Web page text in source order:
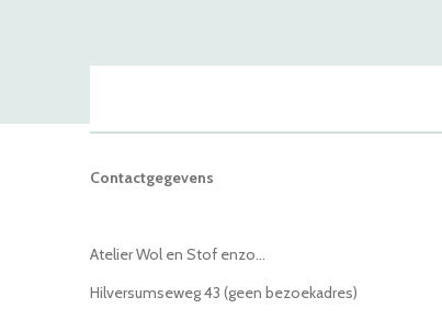
Contactgegevens
Atelier Wol en Stof enzo...
Hilversumseweg 43 (geen bezoekadres)